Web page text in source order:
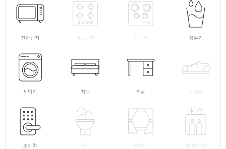
전자렌지 가스렌지 정수기
세탁기 침대 책상 신발장
도어락 엘레베이터